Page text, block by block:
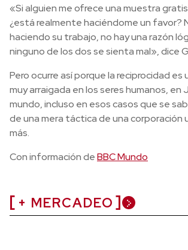
«Si alguien me ofrece una muestra gratis
¿está realmente haciéndome un favor?
haciendo su trabajo, no hay una razón
ninguno de los dos se sienta mal», dice
Pero ocurre así porque la reciprocidad es
muy arraigada en los seres humanos, en
mundo, incluso en esos casos que se
de una mera táctica de una corporación
más.
Con información deBBC Mundo
+ MERCADEO